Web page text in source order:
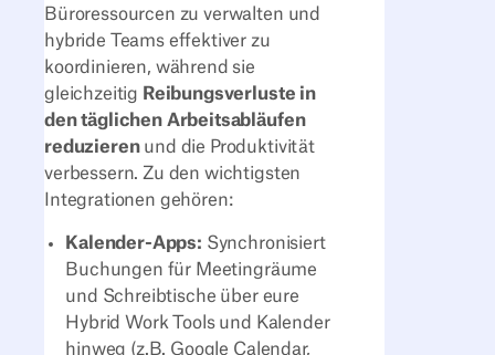
Büroressourcen zu verwalten und
hybride Teams effektiver zu
koordinieren, während sie
gleichzeitig Reibungsverluste in
den täglichen Arbeitsabläufen
reduzierenund die Produktivität
verbessern. Zu den wichtigsten
Integrationen gehören:
Kalender-Apps: Synchronisiert
Buchungen für Meetingräume
und Schreibtische über eure
Hybrid Work Tools und Kalender
hinweg (z.B. Google Calendar,